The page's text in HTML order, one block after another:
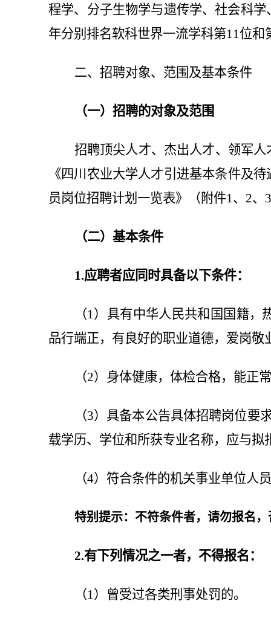
程学、分子生物学与遗传学、社会科学
年分别排名软科世界一流学科第11位和
二、招聘对象、范围及基本条件
（一）招聘的对象及范围
招聘顶尖人才、杰出人才、领军
《四川农业大学人才引进基本条件及
员岗位招聘计划一览表》（附件1、2
（二）基本条件
1.应聘者应同时具备以下条件：
（1）具有中华人民共和国国籍
品行端正，有良好的职业道德，爱岗敬
（2）身体健康，体检合格，能正
（3）具备本公告具体招聘岗位
载学历、学位和所获专业名称，应与拟
（4）符合条件的机关事业单位人
特别提示：不符条件者，请勿报名
2.有下列情况之一者，不得报名：
（1）曾受过各类刑事处罚的。